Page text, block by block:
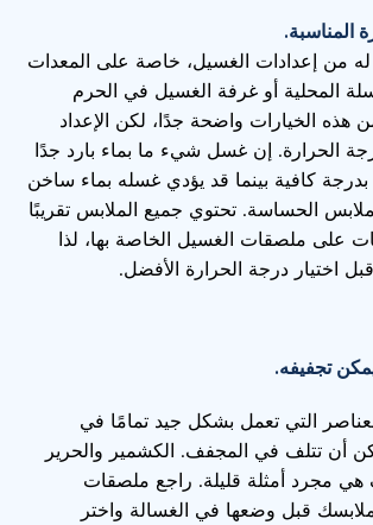
المناسبة.
له من إعدادات الغسيل، خاصة على المعدات
المحلية أو غرفة الغسيل في الحرم
هذه الخيارات واضحة جدًا، لكن الإعداد
الحرارة. إن غسل شيء ما بماء بارد جدًا
بدرجة كافية بينما قد يؤدي غسله بماء ساخن
الحساسة. تحتوي جميع الملابس تقريبًا
على ملصقات الغسيل الخاصة بها، لذا
اختيار درجة الحرارة الأفضل.
تجفيفه.
التي تعمل بشكل جيد تمامًا في
أن تتلف في المجفف. الكشمير والحرير
هي مجرد أمثلة قليلة. راجع ملصقات
قبل وضعها في الغسالة واختر